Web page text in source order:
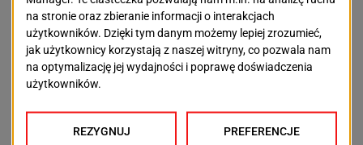
gdzie popadnie. To był wybitny specjalista w swoim
fachu, a poza tym człowiek wielu talentów m.in.
muzycznego. Za pomocą melodii płynących z
cudownegofletuwywabił szczury, które następnie
utopiły się wWezerze
czyli mieszkańcy nie chcieli wywiązać się ze swoich
zobowiązań oraz zawartej umowy. Gdy odmówiono